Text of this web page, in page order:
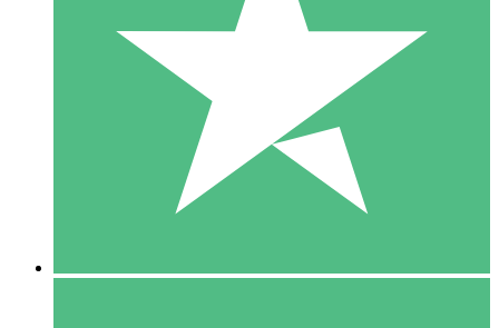
Payez à l'utilisation avec des crédits de téléchargement. Sans
1 Téléchargement
10 00